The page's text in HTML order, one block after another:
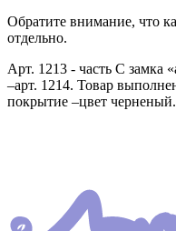
Обратите внимание, что
отдельно.
Арт. 1213 - часть С замка
–арт. 1214. Товар
покрытие –цвет